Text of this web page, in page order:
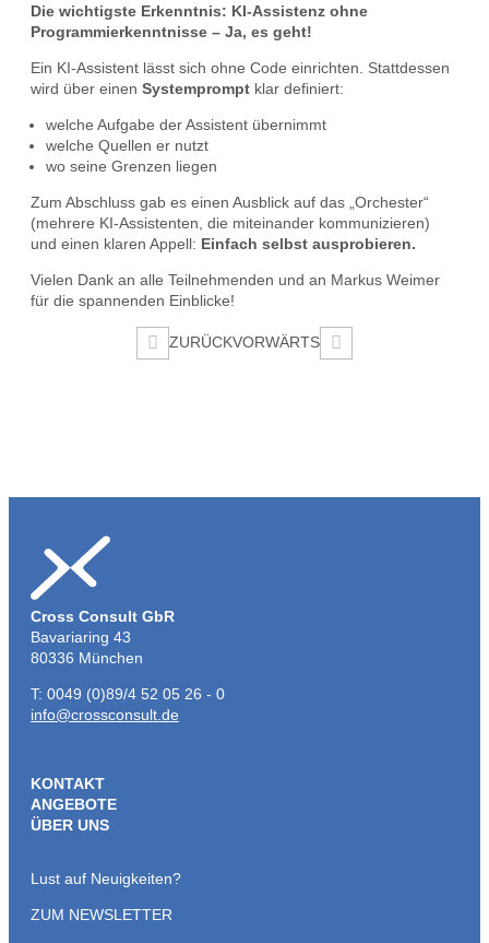
Die wichtigste Erkenntnis: KI-Assistenz ohne
Programmierkenntnisse – Ja, es geht!
Ein KI‑Assistent lässt sich ohne Code einrichten. Stattdessen
wird über einen Systemprompt klar definiert:
welche Aufgabe der Assistent übernimmt
welche Quellen er nutzt
wo seine Grenzen liegen
Zum Abschluss gab es einen Ausblick auf das „Orchester“
(mehrere KI‑Assistenten, die miteinander kommunizieren)
und einen klaren Appell: Einfach selbst ausprobieren.
Vielen Dank an alle Teilnehmenden und an Markus Weimer
für die spannenden Einblicke!
Beitragsnavigation
VORWÄRTS
ZURÜCK
Cross Consult GbR
Bavariaring 43
80336 München
T: 0049 (0)89/4 52 05 26 - 0
info@crossconsult.de
KONTAKT
ANGEBOTE
ÜBER UNS
Lust auf Neuigkeiten?
ZUM NEWSLETTER